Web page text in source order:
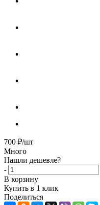
700 ₽/шт
Много
Нашли дешевле?
-
В корзину
Купить в 1 клик
Поделиться